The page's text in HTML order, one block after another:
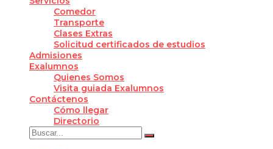
Comedor
Transporte
Clases Extras
Solicitud certificados de estudios
Admisiones
Exalumnos
Quienes Somos
Visita guiada Exalumnos
Contáctenos
Cómo llegar
Directorio